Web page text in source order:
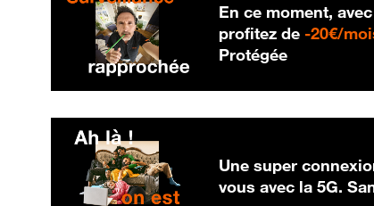
En ce moment,
profitez de -20€/
Protégée
Une super
vous avec la 5G.